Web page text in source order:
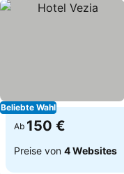
Beliebte Wahl
Ab 150 €
Preise von 4 Websites